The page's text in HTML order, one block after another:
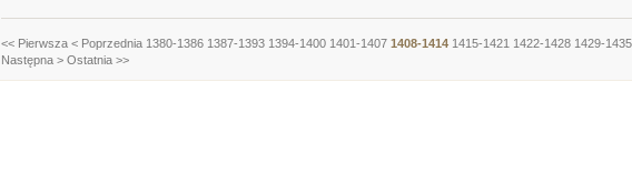
<< Pierwsza < Poprzednia 1380-1386 1387-1393 1394-1400 1401-1407 1408-1414 1415-1421 1422-1428 1429-1435
Następna > Ostatnia >>